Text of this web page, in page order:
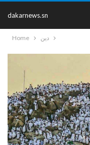
dakarnews.sn
Home دين